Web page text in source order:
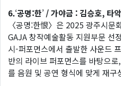
6.‘공명:한’/ 가야금 : 김승호, 타
〈공명:한恨〉은 2025 광주시문
GAJA 창작예술활동 지원부문 선
시-퍼포먼스에서 출발한 사운드
반의 라이브 퍼포먼스를 바탕으
를 음원 및 공연 형식에 맞게 재구